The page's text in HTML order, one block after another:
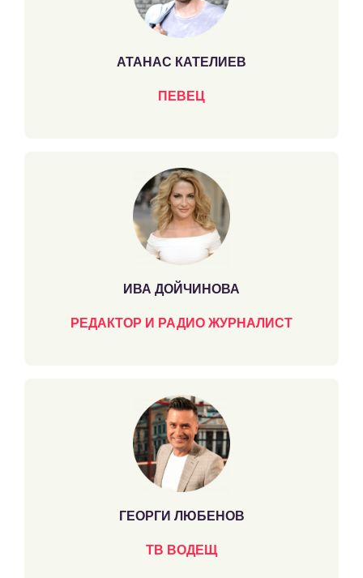
АТАНАС КАТЕЛИЕВ
ПЕВЕЦ
ИВА ДОЙЧИНОВА
РЕДАКТОР И РАДИО ЖУРНАЛИСТ
ГЕОРГИ ЛЮБЕНОВ
ТВ ВОДЕЩ